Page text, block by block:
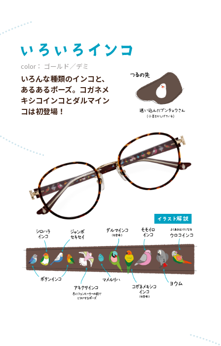
color： ゴールド／デミ
いろんな種類のインコと、
あるあるポーズ。コガネメ
キシコインコとダルマイン
コは初登場！